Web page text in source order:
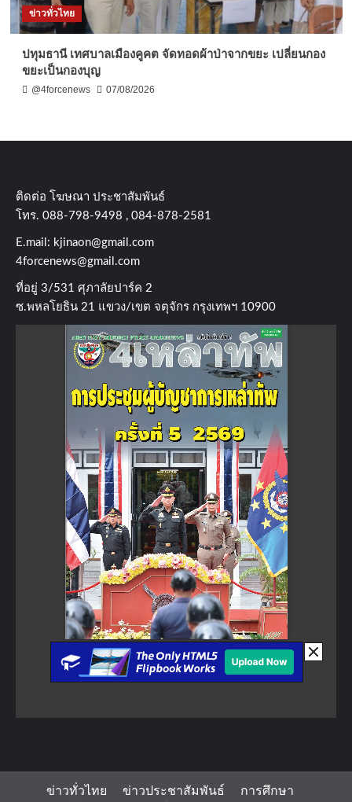
ข่าวทั่วไทย
ปทุมธานี เทศบาลเมืองคูคต จัดทอดผ้าป่าจากขยะ เปลี่ยนกอง
ขยะเป็นกองบุญ
@4forcenews 07/08/2026
ติดต่อ​ โฆษณา​ ประชาสัมพันธ์
โทร​. 088-798-9498 , 084-878-2581
E.mail: kjinaon@gmail.com
4forcenews@gmail.com
ที่อยู่​ 3/531​ ศุภาลัยปาร์ค​ 2
ซ.พหลโยธิน​ 21​ แขวง/เขต​ จตุจักร​ กรุงเทพฯ 10900
ข่าวทั่วไทย ข่าวประชาสัมพันธ์ การศึกษา